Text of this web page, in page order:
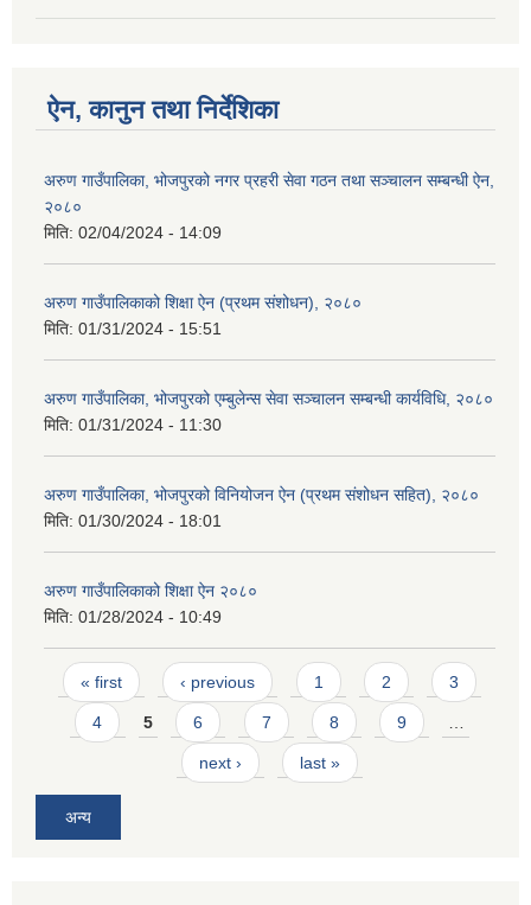
ऐन, कानुन तथा निर्देशिका
अरुण गाउँपालिका, भोजपुरको नगर प्रहरी सेवा गठन तथा सञ्‍चालन सम्बन्धी ऐन,
२०८०
मिति: 02/04/2024 - 14:09
अरुण गाउँपालिकाको शिक्षा ऐन (प्रथम संशोधन), २०८०
मिति: 01/31/2024 - 15:51
अरुण गाउँपालिका, भोजपुरको एम्बुलेन्स सेवा सञ्चालन सम्बन्धी कार्यविधि, २०८०
मिति: 01/31/2024 - 11:30
अरुण गाउँपालिका, भोजपुरको विनियोजन ऐन (प्रथम संशोधन सहित), २०८०
मिति: 01/30/2024 - 18:01
अरुण गाउँपालिकाको शिक्षा ऐन २०८०
मिति: 01/28/2024 - 10:49
Pages
« first ‹ previous 1 2 3
4 5 6 7 8 9
next › last »
अन्य